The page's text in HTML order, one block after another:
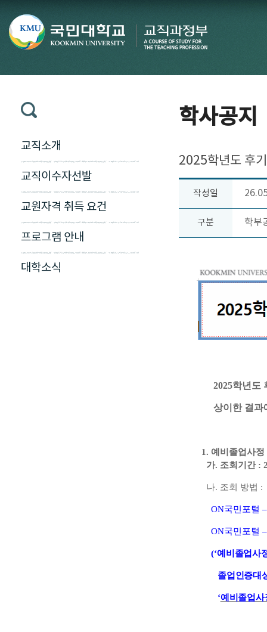
교직소개
교직이수자선발
교원자격 취득 요건
프로그램 안내
대학소식
학사공지
2025학년도 후
작성일
구분 학부
2025학년도
상이한 결과
1. 예비졸업사
가. 조회기간 :
나. 조회 방법 :
ON국민포털
ON국민포털
(‘예비졸업사
졸업인증대
‘예비졸업사